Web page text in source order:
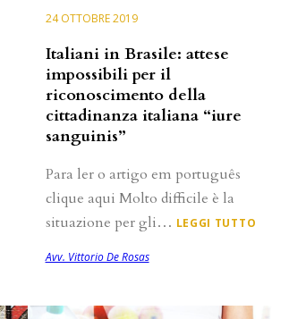
24 OTTOBRE 2019
Italiani in Brasile: attese
impossibili per il
riconoscimento della
cittadinanza italiana “iure
sanguinis”
Para ler o artigo em português
clique aqui Molto difficile è la
situazione per gli… LEGGI TUTTO
Avv. Vittorio De Rosas